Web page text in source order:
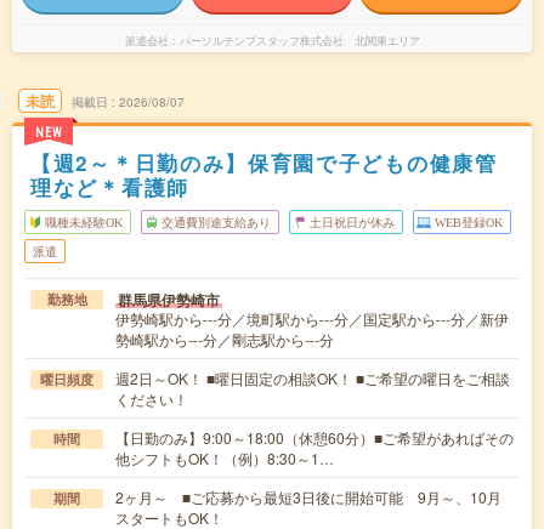
派遣会社 パーソルテンプスタッフ株式会社 北関東エリア
未読
NEW
掲載日 2026/08/07
【週2～＊日勤のみ】保育園で子どもの健康管
理など＊看護師
職種未経験OK 交通費別途支給あり 土日祝日が休み WEB登録OK
派遣
勤務地 群馬県伊勢崎市
伊勢崎駅から---分／境町駅から---分／国定駅から---分／新伊
勢崎駅から---分／剛志駅から---分
曜日頻度
週2日～OK！ ■曜日固定の相談OK！ ■ご希望の曜日をご相談
ください！
時間
【日勤のみ】9:00～18:00（休憩60分）■ご希望があればその
他シフトもOK！（例）8:30～1…
期間
2ヶ月～ ■ご応募から最短3日後に開始可能 9月～、10月
スタートもOK！